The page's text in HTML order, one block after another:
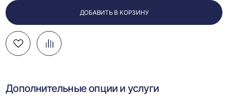
ДОБАВИТЬ В КОРЗИНУ
Добавить
в
Добавить
в
Перейти
к
Дополнительные опции и услуги